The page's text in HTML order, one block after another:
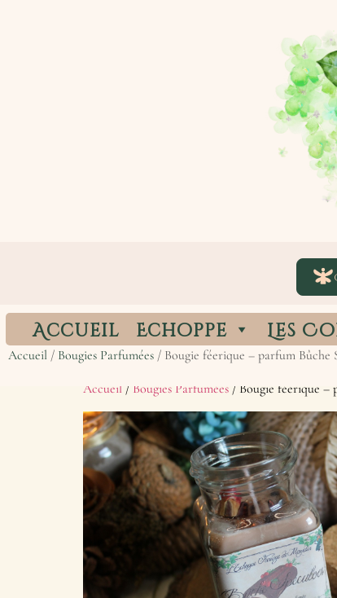
Accueil Echoppe Les
Accueil / Bougies Parfumées / Bougie féerique – parfum Bûche
Accueil / Bougies Parfumées / Bougie féerique –